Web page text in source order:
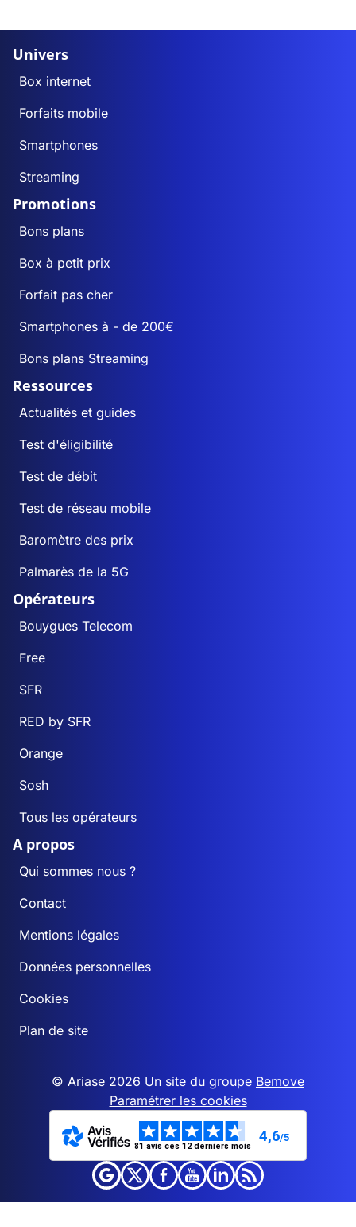
Univers
Box internet
Forfaits mobile
Smartphones
Streaming
Promotions
Bons plans
Box à petit prix
Forfait pas cher
Smartphones à - de 200€
Bons plans Streaming
Ressources
Actualités et guides
Test d'éligibilité
Test de débit
Test de réseau mobile
Baromètre des prix
Palmarès de la 5G
Opérateurs
Bouygues Telecom
Free
SFR
RED by SFR
Orange
Sosh
Tous les opérateurs
A propos
Qui sommes nous ?
Contact
Mentions légales
Données personnelles
Cookies
Plan de site
© Ariase 2026 Un site du groupe Bemove
Paramétrer les cookies
81 avis ces 12 derniers mois
4,6/5